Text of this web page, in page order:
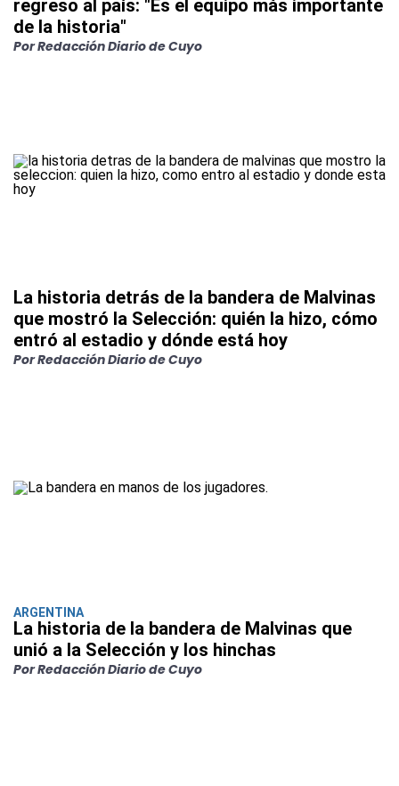
regreso al país: "Es el equipo más importante
de la historia"
Por Redacción Diario de Cuyo
La historia detrás de la bandera de Malvinas
que mostró la Selección: quién la hizo, cómo
entró al estadio y dónde está hoy
Por Redacción Diario de Cuyo
ARGENTINA
La historia de la bandera de Malvinas que
unió a la Selección y los hinchas
Por Redacción Diario de Cuyo